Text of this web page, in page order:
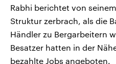
Rabhi berichtet von
Struktur zerbrach, als die
Händler zu Bergarbeitern
Besatzer hatten in der
bezahlte Jobs angeboten.